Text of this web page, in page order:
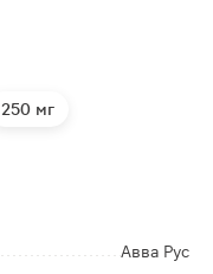
250 мг
Авва Рус